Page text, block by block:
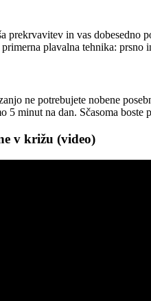
prekrvavitev in vas
plavalna tehnika: prsno
ne potrebujete nobene
5 minut na dan. Sčasoma boste
v križu (video)